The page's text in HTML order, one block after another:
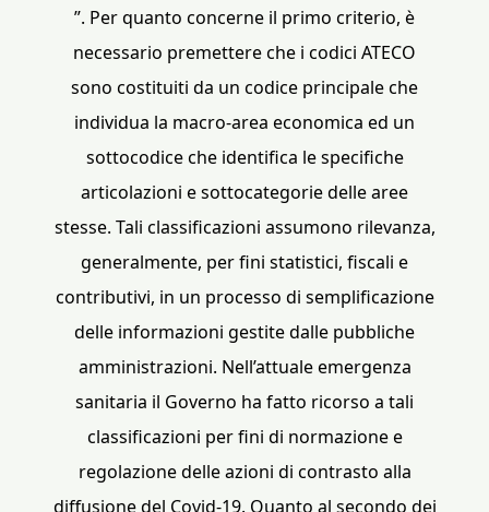
”. Per quanto concerne il primo criterio, è
necessario premettere che i codici ATECO
sono costituiti da un codice principale che
individua la macro-area economica ed un
sottocodice che identifica le specifiche
articolazioni e sottocategorie delle aree
stesse. Tali classificazioni assumono rilevanza,
generalmente, per fini statistici, fiscali e
contributivi, in un processo di semplificazione
delle informazioni gestite dalle pubbliche
amministrazioni. Nell’attuale emergenza
sanitaria il Governo ha fatto ricorso a tali
classificazioni per fini di normazione e
regolazione delle azioni di contrasto alla
diffusione del Covid-19. Quanto al secondo dei